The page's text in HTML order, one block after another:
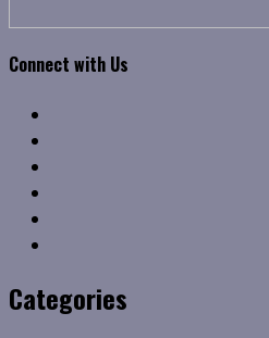
Connect with Us
Categories